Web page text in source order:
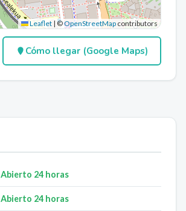
Leaflet | ©OpenStreetMap contributors
Cómo llegar (Google Maps)
Abierto 24 horas
Abierto 24 horas